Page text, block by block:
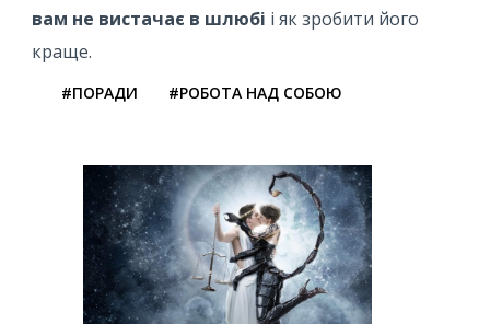
вам не вистачає в шлюбі і як зробити його
краще.
#ПОРАДИ #РОБОТА НАД СОБОЮ